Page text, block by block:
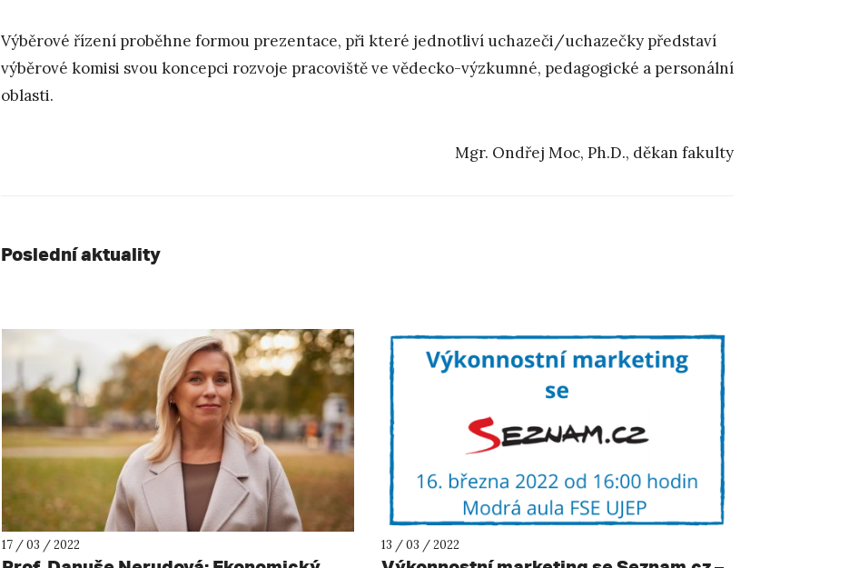
Výběrové řízení proběhne formou prezentace, při které jednotliví uchazeči/uchazečky představí
výběrové komisi svou koncepci rozvoje pracoviště ve vědecko-výzkumné, pedagogické a personální
oblasti.
Mgr. Ondřej Moc, Ph.D., děkan fakulty
Poslední aktuality
17 / 03 / 2022 13 / 03 / 2022